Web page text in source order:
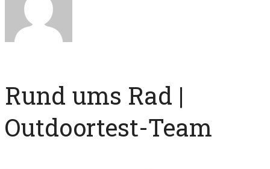
Rund ums Rad |
Outdoortest-Team